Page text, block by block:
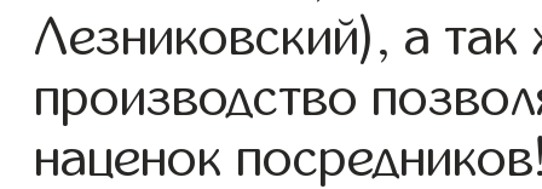
Лезниковский), а
производство
наценок